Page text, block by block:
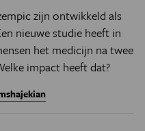
zijn ontwikkeld als
nieuwe studie heeft in
het medicijn na twee
impact heeft dat?